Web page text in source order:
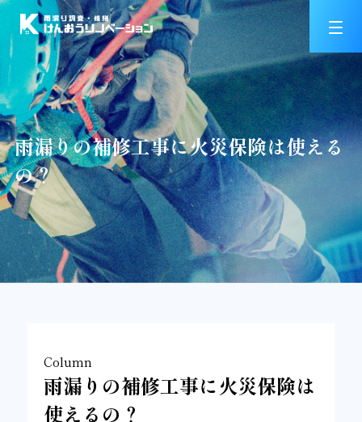
雨漏りの補修工事に火災保険は使える
の？
Column
雨漏りの補修工事に火災保険は
使えるの？